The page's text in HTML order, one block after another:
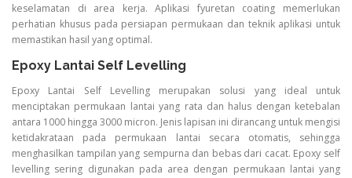
keselamatan di area kerja. Aplikasi fyuretan coating memerlukan
perhatian khusus pada persiapan permukaan dan teknik aplikasi untuk
memastikan hasil yang optimal.
Epoxy Lantai Self Levelling
Epoxy Lantai Self Levelling merupakan solusi yang ideal untuk
menciptakan permukaan lantai yang rata dan halus dengan ketebalan
antara 1000 hingga 3000 micron. Jenis lapisan ini dirancang untuk mengisi
ketidakrataan pada permukaan lantai secara otomatis, sehingga
menghasilkan tampilan yang sempurna dan bebas dari cacat. Epoxy self
levelling sering digunakan pada area dengan permukaan lantai yang